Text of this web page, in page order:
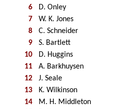
6
D. Onley
7
W. K. Jones
8
C. Schneider
9
S. Bartlett
10
D. Huggins
11
A. Barkhuysen
12
J. Seale
13
K. Wilkinson
14
M. H. Middleton